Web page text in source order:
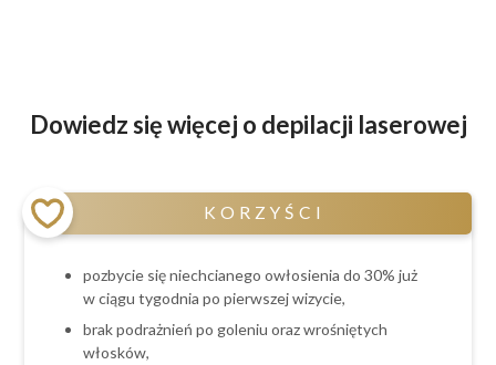
Dowiedz się więcej o depilacji laserowej
KORZYŚCI
pozbycie się niechcianego owłosienia do 30% już
w ciągu tygodnia po pierwszej wizycie,
brak podrażnień po goleniu oraz wrośniętych
włosków,